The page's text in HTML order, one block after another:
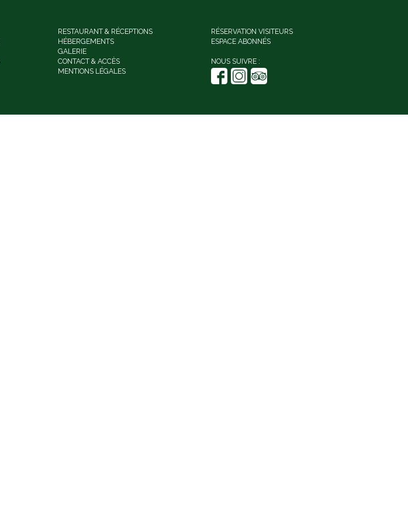
RESTAURANT & RÉCEPTIONS
HÉBERGEMENTS
GALERIE
CONTACT & ACCÈS
MENTIONS LÉGALES
RÉSERVATION VISITEURS
ESPACE ABONNÉS
NOUS SUIVRE :